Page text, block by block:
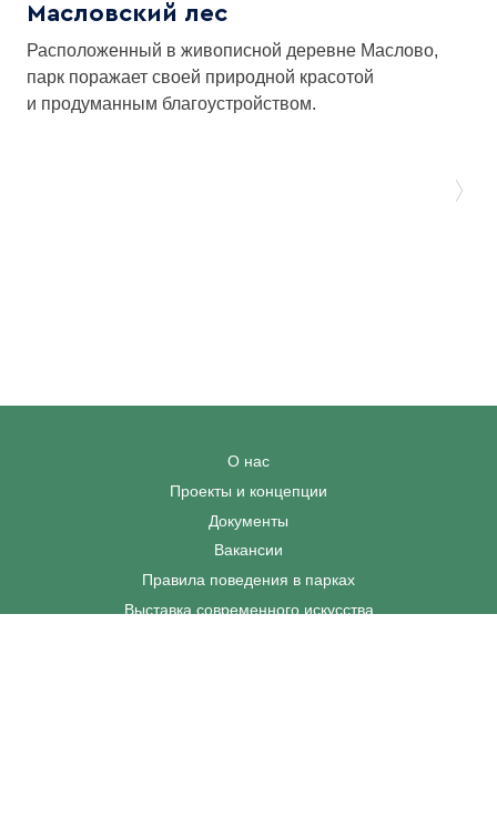
Масловский лес
Расположенный в живописной деревне Маслово,
парк поражает своей природной красотой
и продуманным благоустройством.
О нас
Проекты и концепции
Документы
Вакансии
Правила поведения в парках
Выставка современного искусства